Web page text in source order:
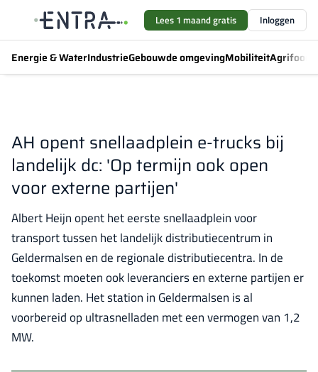
Lees 1 maand gratis Inloggen
Energie & WaterIndustrieGebouwde omgevingMobiliteitAgrifood
AH opent snellaadplein e-trucks bij
landelijk dc: 'Op termijn ook open
voor externe partijen'
Albert Heijn opent het eerste snellaadplein voor
transport tussen het landelijk distributiecentrum in
Geldermalsen en de regionale distributiecentra. In de
toekomst moeten ook leveranciers en externe partijen er
kunnen laden. Het station in Geldermalsen is al
voorbereid op ultrasnelladen met een vermogen van 1,2
MW.